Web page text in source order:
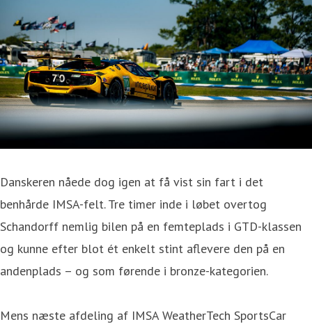
Danskeren nåede dog igen at få vist sin fart i det
benhårde IMSA-felt. Tre timer inde i løbet overtog
Schandorff nemlig bilen på en femteplads i GTD-klassen
og kunne efter blot ét enkelt stint aflevere den på en
andenplads – og som førende i bronze-kategorien.
Mens næste afdeling af IMSA WeatherTech SportsCar